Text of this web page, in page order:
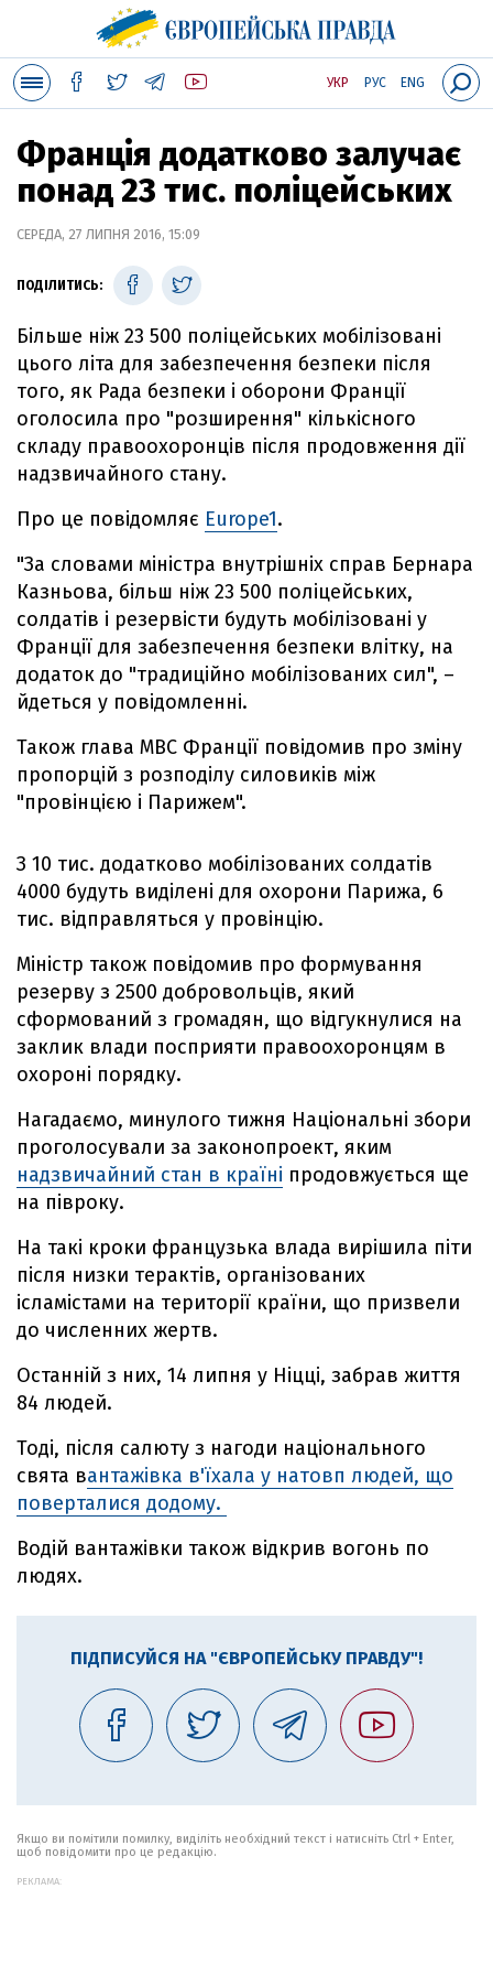
УКР РУС ENG
Франція додатково залучає
понад 23 тис. поліцейських
СЕРЕДА, 27 ЛИПНЯ 2016, 15:09
ПОДІЛИТИСЬ:
Більше ніж 23 500 поліцейських мобілізовані
цього літа для забезпечення безпеки після
того, як Рада безпеки і оборони Франції
оголосила про "розширення" кількісного
складу правоохоронців після продовження дії
надзвичайного стану.
Про це повідомляє Europe1.
"За словами міністра внутрішніх справ Бернара
Казньова, більш ніж 23 500 поліцейських,
солдатів і резервісти будуть мобілізовані у
Франції для забезпечення безпеки влітку, на
додаток до "традиційно мобілізованих сил", –
йдеться у повідомленні.
Також глава МВС Франції повідомив про зміну
пропорцій з розподілу силовиків між
"провінцією і Парижем".
З 10 тис. додатково мобілізованих солдатів
4000 будуть виділені для охорони Парижа, 6
тис. відправляться у провінцію.
Міністр також повідомив про формування
резерву з 2500 добровольців, який
сформований з громадян, що відгукнулися на
заклик влади посприяти правоохоронцям в
охороні порядку.
Нагадаємо, минулого тижня Національні збори
проголосували за законопроект, яким
надзвичайний стан в країні продовжується ще
на півроку.
На такі кроки французька влада вирішила піти
після низки терактів, організованих
ісламістами на території країни, що призвели
до численних жертв.
Останній з них, 14 липня у Ніцці, забрав життя
84 людей.
Тоді, після салюту з нагоди національного
свята вантажівка в'їхала у натовп людей, що
поверталися додому.
Водій вантажівки також відкрив вогонь по
людях.
ПІДПИСУЙСЯ НА "ЄВРОПЕЙСЬКУ ПРАВДУ"!
Якщо ви помітили помилку, виділіть необхідний текст і натисніть Ctrl + Enter,
щоб повідомити про це редакцію.
РЕКЛАМА: